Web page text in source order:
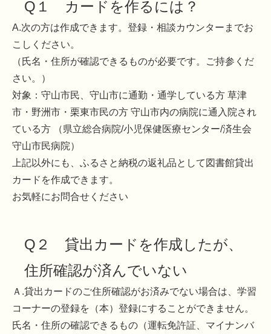
Q１ カードを作るには？
A.次の方は作成できます。登録・相談カウンターまでお
こしください。
（氏名・住所が確認できるものが必要です。ご持参くだ
さい。）
対象：守山市民、守山市に通勤・通学している方 草津
市・野洲市・栗東市民の方 守山市内の病院に通入院され
ている方 （県立総合病院/小児保健医療センター/済生会
守山市民病院）
上記以外にも、ふるさと納税の返礼品として図書館貸出
カードを作成できます。
お気軽にお問合せください
Q２ 貸出カードを作成したが、
住所確認が済んでいない
Ａ.貸出カードのご住所確認がお済みでない場合は、学習
コーナーの登録を（本）登録にすることができません。
氏名・住所の確認できるもの（運転免許証、マイナンバ